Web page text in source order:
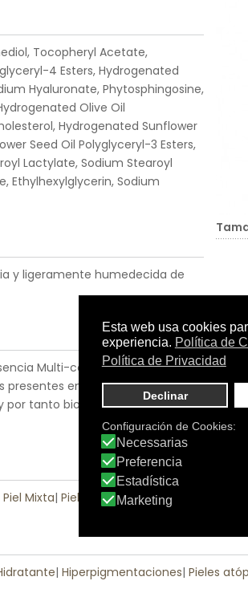
Tocopheryl Acetate,
4 Esters, Hydrogenated
Hyaluronate, Phytosphingosine,
Olive Oil
Hydrogenated Sunflower
Seed Oil Polyglyceryl-3 Esters,
Lactylate, Sodium Stearoyl
Ethylhexylglycerin, Sodium
y ligeramente humedecida de
Multi-correctora facial THE
presentes en la Crema emoliencia
tanto biodisponibilidad de sus
Piel Mixta| Piel Normal|Piel Seca
| Hiperpigmentaciones| Pieles